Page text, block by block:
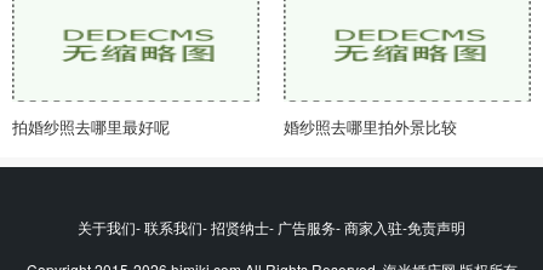
拍婚纱照去哪里最好呢 婚纱照去哪里拍外景比较
关于我们- 联系我们- 招贤纳士- 广告服务- 商家入驻-免责声明